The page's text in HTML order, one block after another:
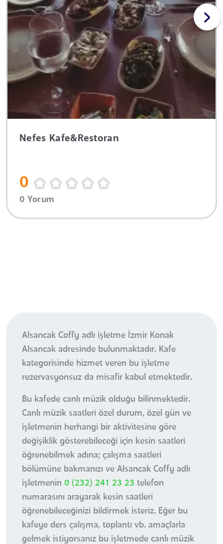
Nefes Kafe&Restoran
0
0 Yorum
Alsancak Coffy adlı işletme İzmir Konak
Alsancak adresinde bulunmaktadır. Kafe
kategorisinde hizmet veren bu işletme
rezervasyonsuz da misafir kabul etmektedir.
Bu kafede canlı müzik olduğu bilinmektedir.
Canlı müzik saatleri özel durum, özel gün ve
işletmenin herhangi bir aktivitesine göre
değişiklik gösterebileceği için kesin saatleri
öğrenebilmek adına; çalışma saatleri
bölümüne bakmanızı ve Alsancak Coffy adlı
işletmenin 0 (232) 241 23 23 telefon
numarasını arayarak kesin saatleri
öğrenebileceğinizi bildirmek isteriz. Eğer bu
kafeye ders çalışma, toplantı vb. amaçlarla
gelmek istiyorsanız bu işletmede canlı müzik